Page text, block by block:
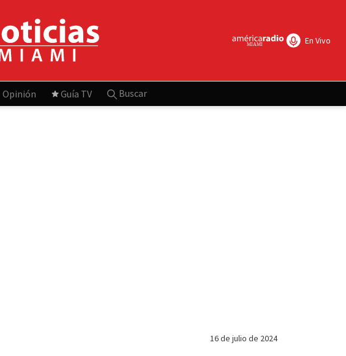
En Vivo
Opinión Guía TV Buscar
16 de julio de 2024